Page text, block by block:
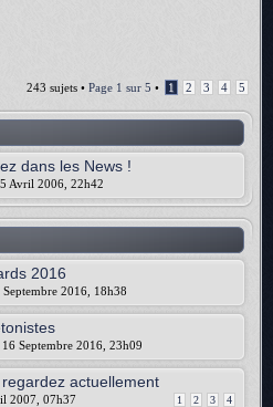
243 sujets • Page 1 sur 5 • 1 2 3 4 5
dans les News !
Avril 2006, 22h42
2016
2016, 18h38
Septembre 2016, 23h09
actuellement
1 2 3 4
2007, 07h37